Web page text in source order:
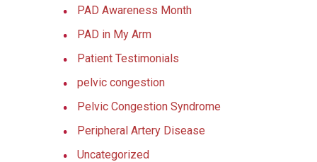
PAD Awareness Month
PAD in My Arm
Patient Testimonials
pelvic congestion
Pelvic Congestion Syndrome
Peripheral Artery Disease
Uncategorized